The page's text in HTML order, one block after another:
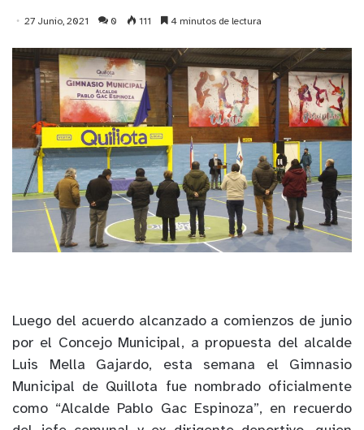
27 Junio, 2021 0 111 4 minutos de lectura
Luego del acuerdo alcanzado a comienzos de junio
por el Concejo Municipal, a propuesta del alcalde
Luis Mella Gajardo, esta semana el Gimnasio
Municipal de Quillota fue nombrado oficialmente
como “Alcalde Pablo Gac Espinoza”, en recuerdo